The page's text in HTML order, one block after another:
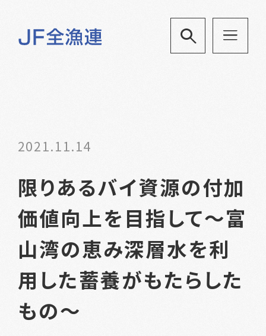
2021.11.14
限りあるバイ資源の付加
価値向上を目指して～富
山湾の恵み深層水を利
用した蓄養がもたらした
もの～